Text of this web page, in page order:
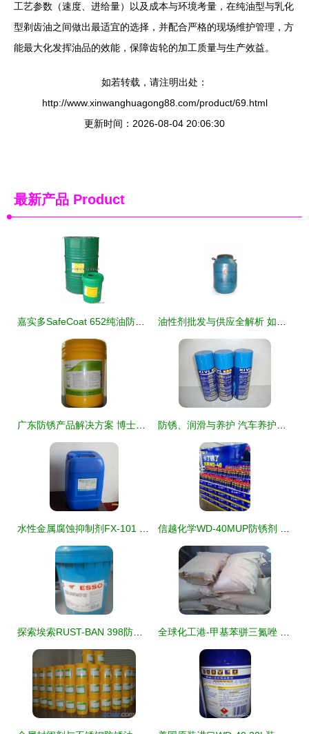
工艺参数（速度、进给量）以及成本与环境考量，在纯油型与乳化
型剃齿油之间做出最适宜的选择，并配合严格的现场维护管理，方
能最大化发挥油品的效能，保障齿轮的加工质量与生产效益。
如若转载，请注明出处：
http://www.xinwanghuagong88.com/product/69.html
更新时间：2026-08-04 20:06:30
最新产品 Product